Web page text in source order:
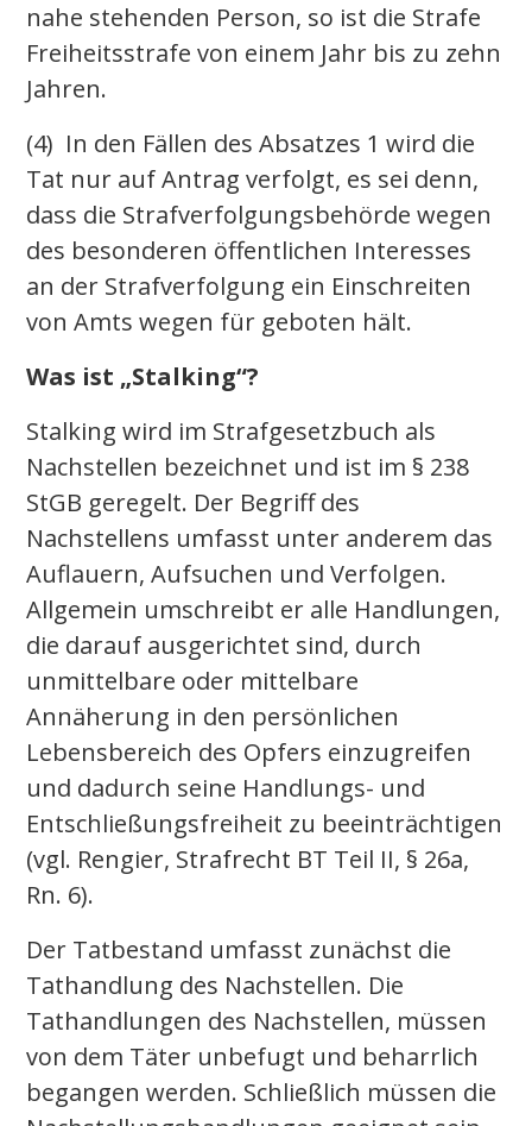
nahe stehenden Person, so ist die Strafe
Freiheitsstrafe von einem Jahr bis zu zehn
Jahren.
(4) In den Fällen des Absatzes 1 wird die
Tat nur auf Antrag verfolgt, es sei denn,
dass die Strafverfolgungsbehörde wegen
des besonderen öffentlichen Interesses
an der Strafverfolgung ein Einschreiten
von Amts wegen für geboten hält.
Was ist „Stalking“?
Stalking wird im Strafgesetzbuch als
Nachstellen bezeichnet und ist im § 238
StGB geregelt. Der Begriff des
Nachstellens umfasst unter anderem das
Auflauern, Aufsuchen und Verfolgen.
Allgemein umschreibt er alle Handlungen,
die darauf ausgerichtet sind, durch
unmittelbare oder mittelbare
Annäherung in den persönlichen
Lebensbereich des Opfers einzugreifen
und dadurch seine Handlungs- und
Entschließungsfreiheit zu beeinträchtigen
(vgl. Rengier, Strafrecht BT Teil II, § 26a,
Rn. 6).
Der Tatbestand umfasst zunächst die
Tathandlung des Nachstellen. Die
Tathandlungen des Nachstellen, müssen
von dem Täter unbefugt und beharrlich
begangen werden. Schließlich müssen die